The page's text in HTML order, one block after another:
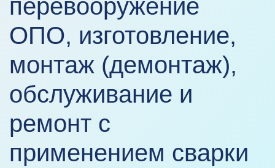
перевооружение
ОПО, изготовление,
монтаж (демонтаж),
обслуживание и
ремонт с
применением сварки